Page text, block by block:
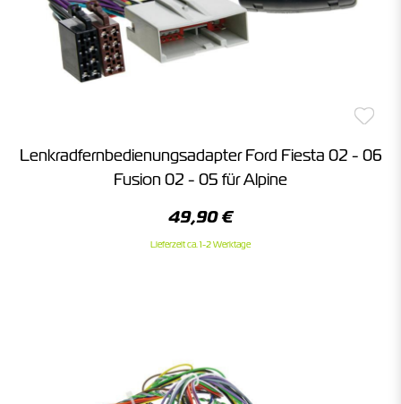
Lenkradfernbedienungsadapter Ford Fiesta 02 - 06
Fusion 02 - 05 für Alpine
49,90 €
Lieferzeit ca. 1-2 Werktage